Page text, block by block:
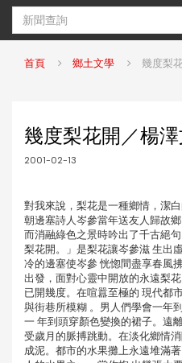
首頁 鄉土文學 幾度梨
幾度梨花開／楊
2001-02-13
對我來說，梨花是一種鄉情，潔
朝邊塞詩人岑參當年送友人歸故
而消融綠色之景時吟出了千古絕
梨花開。」是梨花讓岑參滋 生出
冷的邊塞使岑參 恍惚間盡享春風
出發，面對心靈中開放的永遠梨
已開幾度。在喧囂至極的 現代都
與街巷所模糊 。男人們學會一年
一 年到頭穿顏色變換的裙子。遠
受歲月的脈搏跳動。在淡化鄉情
成泥。都市的水果攤上永遠堆滿